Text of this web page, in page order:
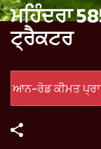
ਮਹਿੰਦਰਾ
ਟ੍ਰੈਕਟਰ
ਆਨ-ਰੋਡ ਕੀਮਤ